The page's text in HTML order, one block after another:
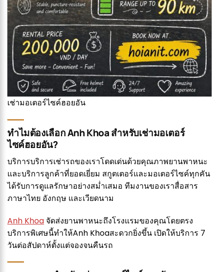
เช่ามอเตอร์ไซค์ฮอยอัน
ทำไมต้องเลือก Anh Khoa สำหรับเช่ามอเตอร์
ไซค์ฮอยอัน?
บริการบริการเช่ารถของเราโดดเด่นด้วยคุณภาพยานพาหนะ
และบริการลูกค้าที่ยอดเยี่ยม สกูตเตอร์และมอเตอร์ไซค์ทุกคัน
ได้รับการดูแลรักษาอย่างสม่ำเสมอ ทีมงานของเราสื่อสาร
ภาษาไทย อังกฤษ และเวียดนาม
Anh Khoa จัดส่งยานพาหนะถึงโรงแรมของคุณโดยตรง
บริการพิเศษนี้ทำให้Anh Khoaสะดวกยิ่งขึ้น เปิดให้บริการ 7
วันต่อสัปดาห์ตั้งแต่จองจนคืนรถ